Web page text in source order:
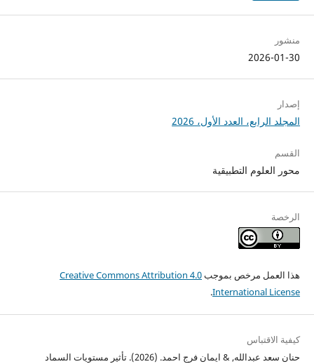
منشور
2026-01-30
إصدار
المجلد الرابع، العدد الأول، 2026
القسم
محور العلوم التطبيقية
الرخصة
هذا العمل مرخص بموجبCreative Commons Attribution 4.0
International License
.
كيفية الاقتباس
حنان سعد عبدالله, & ايمان فرج احمد. (2026). تأثير مستويات السماد